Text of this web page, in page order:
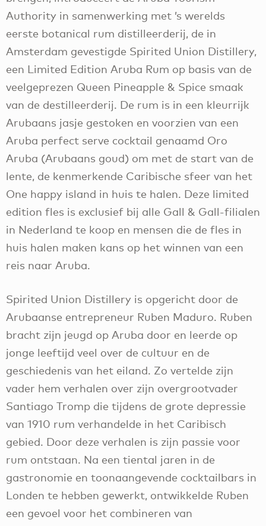
Authority in samenwerking met ’s werelds
eerste botanical rum distilleerderij, de in
Amsterdam gevestigde Spirited Union Distillery,
een Limited Edition Aruba Rum op basis van de
veelgeprezen Queen Pineapple & Spice smaak
van de destilleerderij. De rum is in een kleurrijk
Arubaans jasje gestoken en voorzien van een
Aruba perfect serve cocktail genaamd Oro
Aruba (Arubaans goud) om met de start van de
lente, de kenmerkende Caribische sfeer van het
One happy island in huis te halen. Deze limited
edition fles is exclusief bij alle Gall & Gall-filialen
in Nederland te koop en mensen die de fles in
huis halen maken kans op het winnen van een
reis naar Aruba.
Spirited Union Distillery is opgericht door de
Arubaanse entrepreneur Ruben Maduro. Ruben
bracht zijn jeugd op Aruba door en leerde op
jonge leeftijd veel over de cultuur en de
geschiedenis van het eiland. Zo vertelde zijn
vader hem verhalen over zijn overgrootvader
Santiago Tromp die tijdens de grote depressie
van 1910 rum verhandelde in het Caribisch
gebied. Door deze verhalen is zijn passie voor
rum ontstaan. Na een tiental jaren in de
gastronomie en toonaangevende cocktailbars in
Londen te hebben gewerkt, ontwikkelde Ruben
een gevoel voor het combineren van